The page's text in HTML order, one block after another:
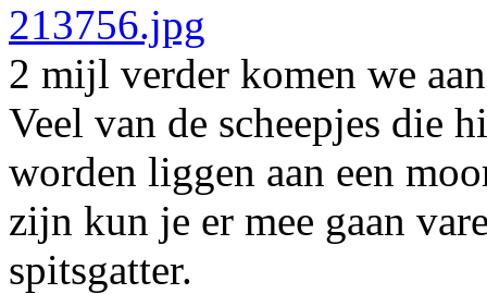
2 mijl verder komen we
Veel van de scheepjes die
worden liggen aan een
zijn kun je er mee gaan
spitsgatter.